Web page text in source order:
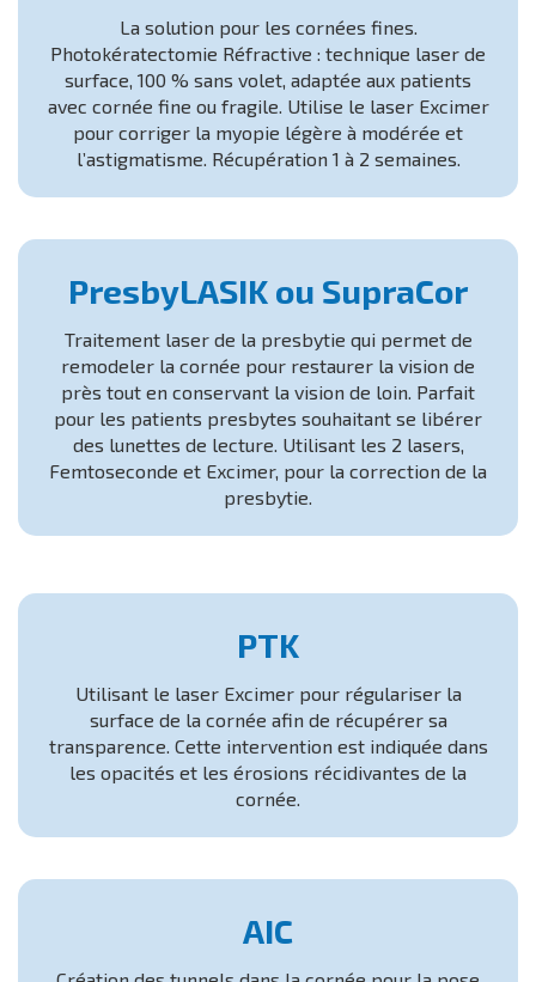
La solution pour les cornées fines.
Photokératectomie Réfractive : technique laser de
surface, 100 % sans volet, adaptée aux patients
avec cornée fine ou fragile. Utilise le laser Excimer
pour corriger la myopie légère à modérée et
l’astigmatisme. Récupération 1 à 2 semaines.
PresbyLASIK ou SupraCor
Traitement laser de la presbytie qui permet de
remodeler la cornée pour restaurer la vision de
près tout en conservant la vision de loin. Parfait
pour les patients presbytes souhaitant se libérer
des lunettes de lecture. Utilisant les 2 lasers,
Femtoseconde et Excimer, pour la correction de la
presbytie.
PTK
Utilisant le laser Excimer pour régulariser la
surface de la cornée afin de récupérer sa
transparence. Cette intervention est indiquée dans
les opacités et les érosions récidivantes de la
cornée.
AIC